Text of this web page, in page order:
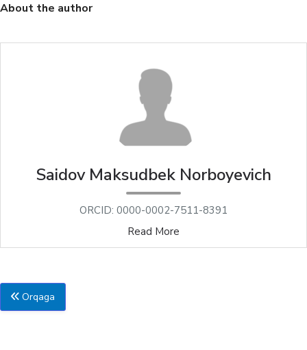
About the author
Saidov Maksudbek Norboyevich
ORCID: 0000-0002-7511-8391
Read More
Orqaga